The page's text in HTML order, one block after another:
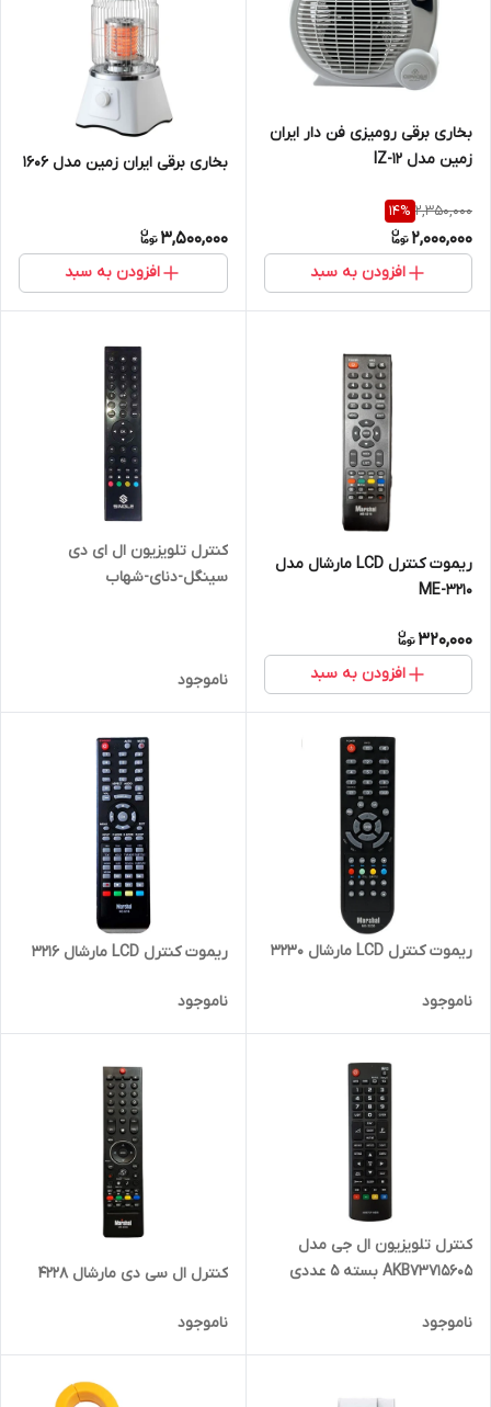
بخاری برقی رومیزی فن دار ایران
زمین مدل IZ-12
2,350,000
14%
2,000,000
افزودن به سبد
بخاری برقی ایران زمین مدل 1606
3,500,000
افزودن به سبد
ریموت کنترل LCD مارشال مدل
ME-3210
320,000
افزودن به سبد
کنترل تلویزیون ال ای دی
سینگل-دنای-شهاب
ناموجود
ریموت کنترل LCD مارشال 3230
ناموجود
ریموت کنترل LCD مارشال 3216
ناموجود
کنترل تلویزیون ال جی مدل
AKB73715605 بسته 5 عددی
ناموجود
کنترل ال سی دی مارشال 4228
ناموجود